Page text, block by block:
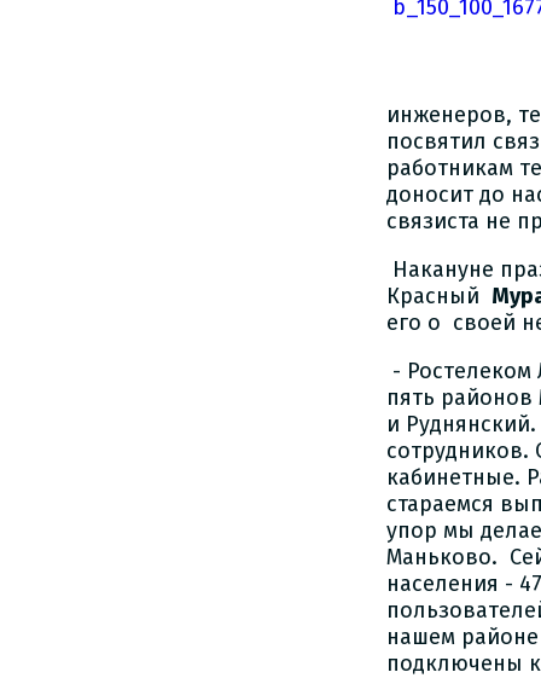
инженеров,
посвятил
работникам
доносит до
связиста не
Накануне
Красный
его о своей
- Ростелеком
пять
и
сотрудников.
кабинетные.
стараемся
упор мы
Маньково.
населения -
нашем
подключены